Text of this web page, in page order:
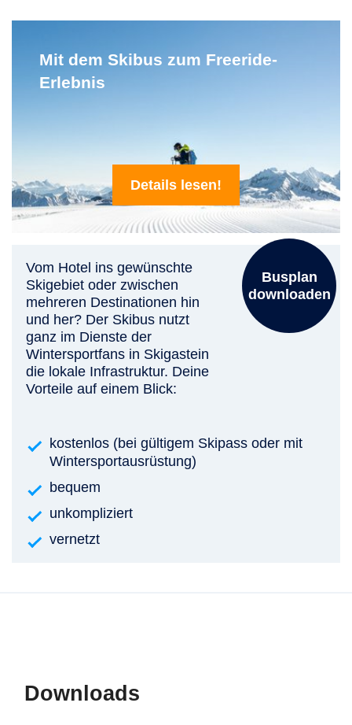
Mit dem Skibus zum Freeride-
Erlebnis
Details lesen!
Vom Hotel ins gewünschte
Skigebiet oder zwischen
mehreren Destinationen hin
und her? Der Skibus nutzt
ganz im Dienste der
Wintersportfans in Skigastein
die lokale Infrastruktur. Deine
Vorteile auf einem Blick:
kostenlos (bei gültigem Skipass oder mit
Wintersportausrüstung)
bequem
unkompliziert
vernetzt
Busplan
downloaden
Downloads